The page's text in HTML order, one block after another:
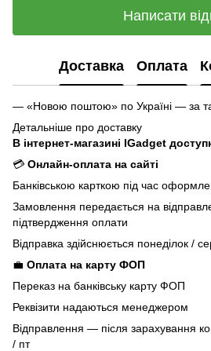
Написати
Доставка Оплата
— «Новою поштою» по Україні — за
Детальніше про доставку
В інтернет-магазині IGadget
💳 Онлайн-оплата на сайті
Банківською карткою під час
Замовлення передається на
підтвердження оплати
Відправка здійснюється понеділок /
💼 Оплата на карту ФОП
Переказ на банківську карту ФОП
Реквізити надаються менеджером
Відправлення — після зарахування
/ пт